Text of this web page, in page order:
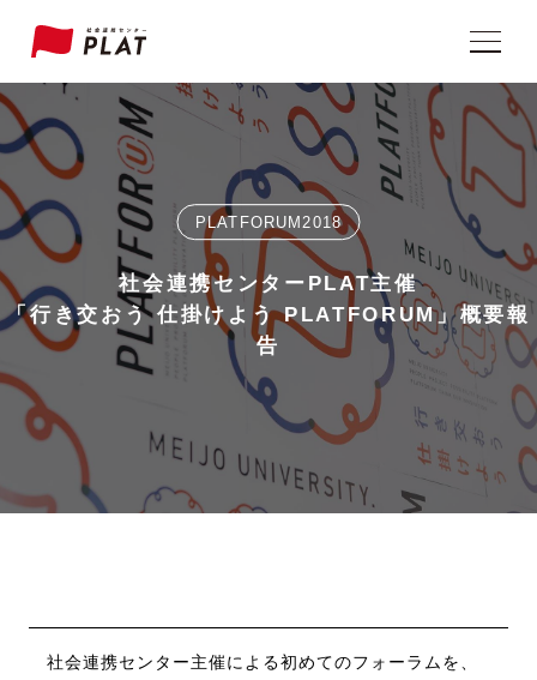
PLATFORUM2018
社会連携センターPLAT主催
「行き交おう 仕掛けよう PLATFORUM」概要報
告
社会連携センター主催による初めてのフォーラムを、